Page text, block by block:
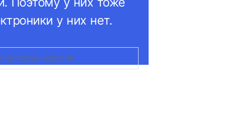
у них нет.
КРАТКОМ ОБЗОРЕ